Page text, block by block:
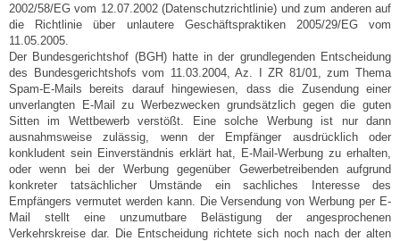
2002/58/EG vom 12.07.2002 (Datenschutzrichtlinie) und zum anderen auf
die Richtlinie über unlautere Geschäftspraktiken 2005/29/EG vom
11.05.2005.
Der Bundesgerichtshof (BGH) hatte in der grundlegenden Entscheidung
des Bundesgerichtshofs vom 11.03.2004, Az. I ZR 81/01, zum Thema
Spam-E-Mails bereits darauf hingewiesen, dass die Zusendung einer
unverlangten E-Mail zu Werbezwecken grundsätzlich gegen die guten
Sitten im Wettbewerb verstößt. Eine solche Werbung ist nur dann
ausnahmsweise zulässig, wenn der Empfänger ausdrücklich oder
konkludent sein Einverständnis erklärt hat, E-Mail-Werbung zu erhalten,
oder wenn bei der Werbung gegenüber Gewerbetreibenden aufgrund
konkreter tatsächlicher Umstände ein sachliches Interesse des
Empfängers vermutet werden kann. Die Versendung von Werbung per E-
Mail stellt eine unzumutbare Belästigung der angesprochenen
Verkehrskreise dar. Die Entscheidung richtete sich noch nach der alten